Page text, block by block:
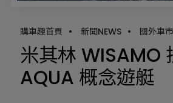
購車趣首頁 • 新聞NEWS • 國外車
米其林 WISAMO
AQUA 概念遊艇